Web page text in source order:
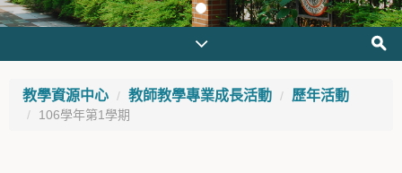
教學資源中心 教師教學專業成長活動 歷年活動
106學年第1學期